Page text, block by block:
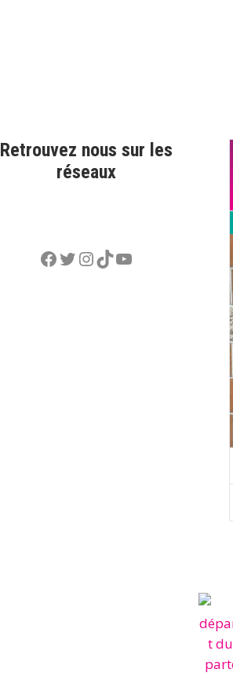
Retrouvez nous sur les
réseaux
Facebook
Twitter
Instagram
TikTok
YouTube